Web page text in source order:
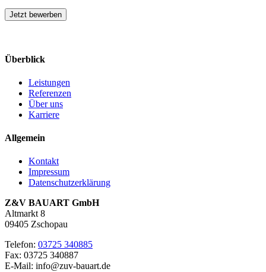
Überblick
Leistungen
Referenzen
Über uns
Karriere
Allgemein
Kontakt
Impressum
Datenschutzerklärung
Z&V BAUART GmbH
Altmarkt 8
09405 Zschopau
Telefon: 03725 340885
Fax: 03725 340887
E-Mail: info@zuv-bauart.de